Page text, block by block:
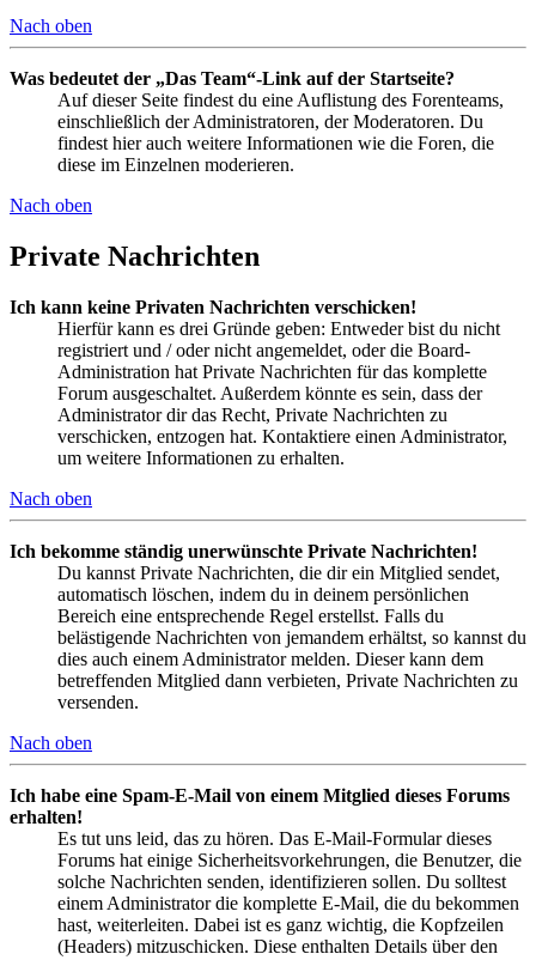
Nach oben
Was bedeutet der „Das Team“-Link auf der Startseite?
Auf dieser Seite findest du eine Auflistung des Forenteams,
einschließlich der Administratoren, der Moderatoren. Du
findest hier auch weitere Informationen wie die Foren, die
diese im Einzelnen moderieren.
Nach oben
Private Nachrichten
Ich kann keine Privaten Nachrichten verschicken!
Hierfür kann es drei Gründe geben: Entweder bist du nicht
registriert und / oder nicht angemeldet, oder die Board-
Administration hat Private Nachrichten für das komplette
Forum ausgeschaltet. Außerdem könnte es sein, dass der
Administrator dir das Recht, Private Nachrichten zu
verschicken, entzogen hat. Kontaktiere einen Administrator,
um weitere Informationen zu erhalten.
Nach oben
Ich bekomme ständig unerwünschte Private Nachrichten!
Du kannst Private Nachrichten, die dir ein Mitglied sendet,
automatisch löschen, indem du in deinem persönlichen
Bereich eine entsprechende Regel erstellst. Falls du
belästigende Nachrichten von jemandem erhältst, so kannst du
dies auch einem Administrator melden. Dieser kann dem
betreffenden Mitglied dann verbieten, Private Nachrichten zu
versenden.
Nach oben
Ich habe eine Spam-E-Mail von einem Mitglied dieses Forums
erhalten!
Es tut uns leid, das zu hören. Das E-Mail-Formular dieses
Forums hat einige Sicherheitsvorkehrungen, die Benutzer, die
solche Nachrichten senden, identifizieren sollen. Du solltest
einem Administrator die komplette E-Mail, die du bekommen
hast, weiterleiten. Dabei ist es ganz wichtig, die Kopfzeilen
(Headers) mitzuschicken. Diese enthalten Details über den